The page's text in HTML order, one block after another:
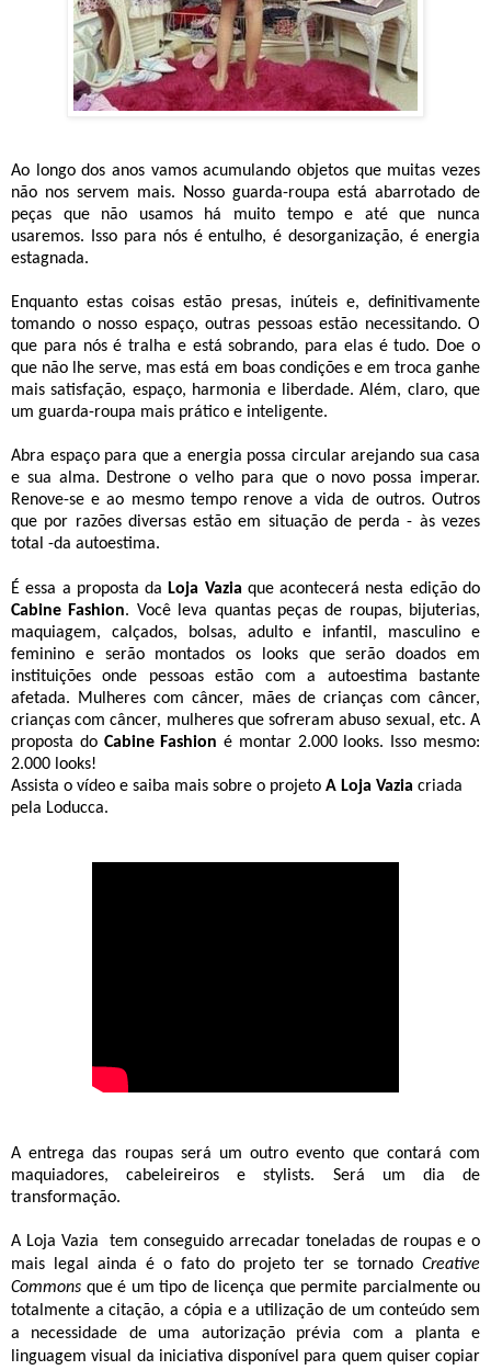
Ao longo dos anos vamos acumulando objetos que muitas vezes
não nos servem mais. Nosso guarda-roupa está abarrotado de
peças que não usamos há muito tempo e até que nunca
usaremos. Isso para nós é entulho, é desorganização, é energia
estagnada.
Enquanto estas coisas estão presas, inúteis e, definitivamente
tomando o nosso espaço, outras pessoas estão necessitando. O
que para nós é tralha e está sobrando, para elas é tudo. Doe o
que não lhe serve, mas está em boas condições e em troca ganhe
mais satisfação, espaço, harmonia e liberdade. Além, claro, que
um guarda-roupa mais prático e inteligente.
Abra espaço para que a energia possa circular arejando sua casa
e sua alma. Destrone o velho para que o novo possa imperar.
Renove-se eao mesmo tempo renove a vida de outros. Outros
que por razões diversas estão em situação de perda - às vezes
total -da autoestima.
É essa a proposta daLoja Vazia que acontecerá nesta edição do
Cabine Fashion. Você leva quantas peças de roupas, bijuterias,
maquiagem, calçados, bolsas, adulto e infantil, masculino e
feminino e serão montados os looks que serão doados em
instituições onde pessoas estão com a autoestima bastante
afetada. Mulheres com câncer, mães de crianças com câncer,
crianças com câncer, mulheres que sofreram abuso sexual, etc. A
proposta do Cabine Fashion é montar 2.000 looks. Isso mesmo:
2.000 looks!
Assista o vídeo e saiba mais sobre o projeto A Loja Vazia criada
pela Loducca.
A entrega das roupas será um outro evento que contará com
maquiadores, cabeleireiros e stylists. Será um dia de
transformação.
A Loja Vazia
tem conseguido arrecadar toneladas de roupas e o
mais legal ainda é o fato do projeto ter se tornado Creative
Commons que é um tipo de licença que permite parcialmente ou
totalmente a citação, a cópia e a utilização de um conteúdo sem
a necessidade de uma autorização prévia com a planta e
linguagem visual da iniciativa disponível para quem quiser copiar